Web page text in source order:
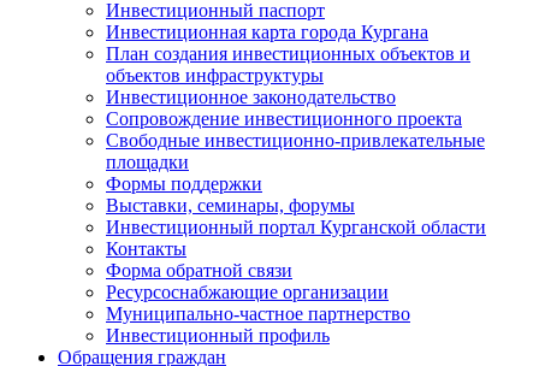
Инвестиционный паспорт
Инвестиционная карта города Кургана
План создания инвестиционных объектов и
объектов инфраструктуры
Инвестиционное законодательство
Сопровождение инвестиционного проекта
Свободные инвестиционно-привлекательные
площадки
Формы поддержки
Выставки, семинары, форумы
Инвестиционный портал Курганской области
Контакты
Форма обратной связи
Ресурсоснабжающие организации
Муниципально-частное партнерство
Инвестиционный профиль
Обращения граждан